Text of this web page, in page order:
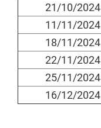
21/10/2024
11/11/2024
18/11/2024
22/11/2024
25/11/2024
16/12/2024